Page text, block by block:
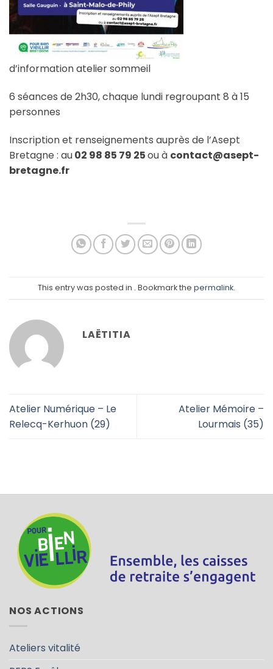
d’information atelier sommeil
6 séances de 2h30, chaque lundi regroupant 8 à 15
personnes
Inscription et renseignements auprès de l’Asept
Bretagne : au02 98 85 79 25ou à contact@asept-
bretagne.fr
This entry was posted in . Bookmark the permalink.
LAËTITIA
Atelier Numérique – Le
Relecq-Kerhuon (29)
Atelier Mémoire –
Lourmais (35)
NOS ACTIONS
Ateliers vitalité